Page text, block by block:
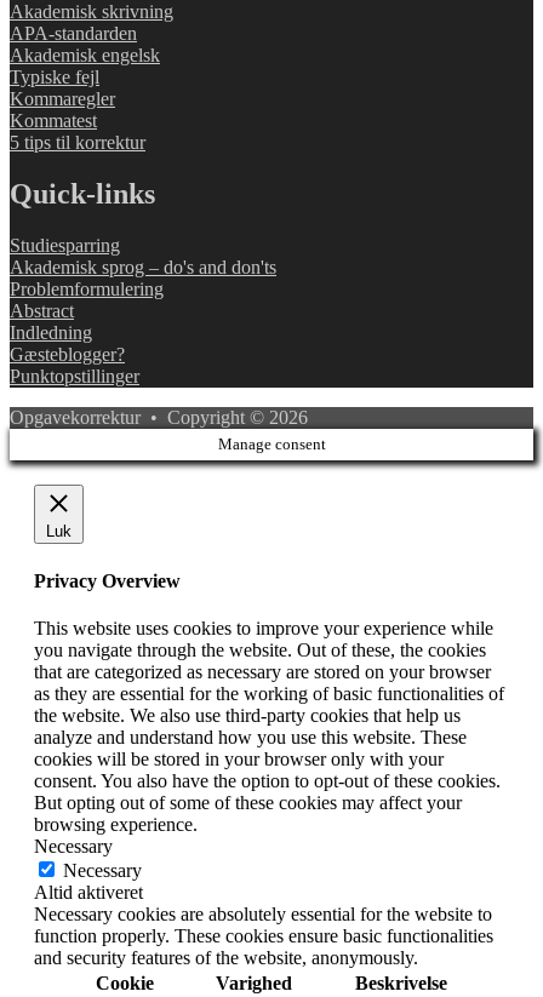
Akademisk skrivning
APA-standarden
Akademisk engelsk
Typiske fejl
Kommaregler
Kommatest
5 tips til korrektur
Quick-links
Studiesparring
Akademisk sprog – do's and don'ts
Problemformulering
Abstract
Indledning
Gæsteblogger?
Punktopstillinger
Opgavekorrektur • Copyright © 2026
Manage consent
Luk
Privacy Overview
This website uses cookies to improve your experience while
you navigate through the website. Out of these, the cookies
that are categorized as necessary are stored on your browser
as they are essential for the working of basic functionalities of
the website. We also use third-party cookies that help us
analyze and understand how you use this website. These
cookies will be stored in your browser only with your
consent. You also have the option to opt-out of these cookies.
But opting out of some of these cookies may affect your
browsing experience.
Necessary
Necessary
Altid aktiveret
Necessary cookies are absolutely essential for the website to
function properly. These cookies ensure basic functionalities
and security features of the website, anonymously.
Cookie
Varighed Beskrivelse